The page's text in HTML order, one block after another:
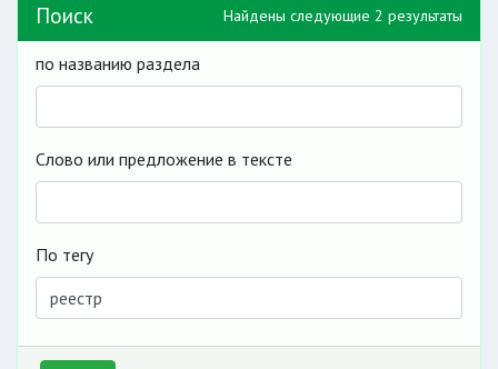
Поиск Найдены следующие 2 результаты
по названию раздела
Слово или предложение в тексте
По тегу